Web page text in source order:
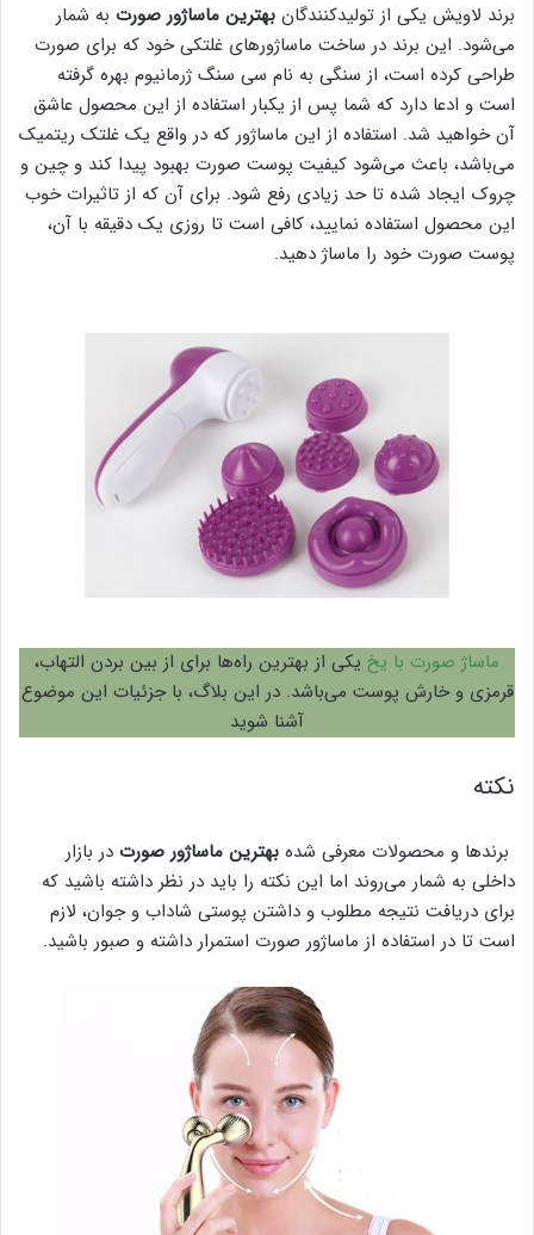
برند لاویش یکی از تولیدکنندگان بهترین ماساژور صورت به شمار
می‌شود. این برند در ساخت ماساژور‌های غلتکی خود که برای صورت
طراحی کرده است، از سنگی به نام سی سنگ ژرمانیوم بهره گرفته
است و ادعا دارد که شما پس از یکبار استفاده از این محصول عاشق
آن خواهید شد. استفاده از این ماساژور که در واقع یک غلتک ریتمیک
می‌باشد، باعث می‌شود کیفیت پوست صورت بهبود پیدا کند و چین و
چروک ایجاد شده تا حد زیادی رفع شود. برای آن که از تاثیرات خوب
این محصول استفاده نمایید، کافی است تا روزی یک دقیقه با آن،
پوست صورت خود را ماساژ دهید.
ماساژ صورت با یخ یکی از بهترین راه‌ها برای از بین بردن التهاب،
قرمزی و خارش پوست می‌باشد. در این بلاگ، با جزئیات این موضوع
آشنا شوید
نکته
برند‌ها و محصولات معرفی شده بهترین ماساژور صورت در بازار
داخلی به شمار می‌روند اما این نکته را باید در نظر داشته باشید که
برای دریافت نتیجه مطلوب و داشتن پوستی شاداب و جوان، لازم
است تا در استفاده از ماساژور صورت استمرار داشته و صبور باشید.